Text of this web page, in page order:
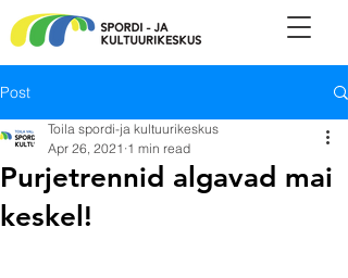
Post
Purjetrennid algavad mai
keskel!
Toila spordi-ja kultuurikeskus
Apr 26, 2021 1 min read